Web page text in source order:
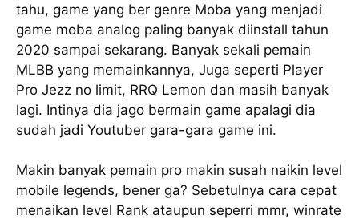
tahu, game yang ber genre Moba yang menjadi
game moba analog paling banyak diinstall tahun
2020 sampai sekarang. Banyak sekali pemain
MLBB yang memainkannya, Juga seperti Player
Pro Jezz no limit, RRQ Lemon dan masih banyak
lagi. Intinya dia jago bermain game apalagi dia
sudah jadi Youtuber gara-gara game ini.
Makin banyak pemain pro makin susah naikin level
mobile legends, bener ga? Sebetulnya cara cepat
menaikan level Rank ataupun seperri mmr, winrate